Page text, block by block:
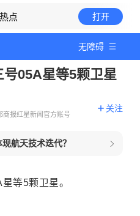
点 打开
无障碍
05A星等5颗卫星
商报红星新闻官方账号
关注
航天技术迭代？
等5颗卫星。